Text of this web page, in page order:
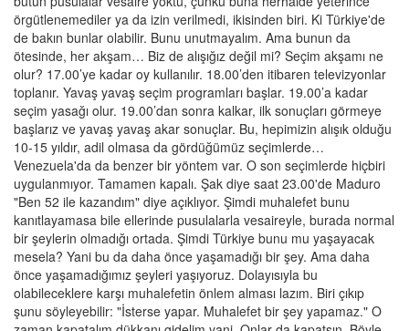
örgütlenemediler ya da izin verilmedi, ikisinden biri. Ki Türkiye'de
de bakın bunlar olabilir. Bunu unutmayalım. Ama bunun da
ötesinde, her akşam… Biz de alışığız değil mi? Seçim akşamı ne
olur? 17.00’ye kadar oy kullanılır. 18.00’den itibaren televizyonlar
toplanır. Yavaş yavaş seçim programları başlar. 19.00’a kadar
seçim yasağı olur. 19.00’dan sonra kalkar, ilk sonuçları görmeye
başlarız ve yavaş yavaş akar sonuçlar. Bu, hepimizin alışık olduğu
10-15 yıldır, adil olmasa da gördüğümüz seçimlerde…
Venezuela'da da benzer bir yöntem var. O son seçimlerde hiçbiri
uygulanmıyor. Tamamen kapalı. Şak diye saat 23.00'de Maduro
"Ben 52 ile kazandım" diye açıklıyor. Şimdi muhalefet bunu
kanıtlayamasa bile ellerinde pusulalarla vesaireyle, burada normal
bir şeylerin olmadığı ortada. Şimdi Türkiye bunu mu yaşayacak
mesela? Yani bu da daha önce yaşamadığı bir şey. Ama daha
önce yaşamadığımız şeyleri yaşıyoruz. Dolayısıyla bu
olabileceklere karşı muhalefetin önlem alması lazım. Biri çıkıp
şunu söyleyebilir: "İsterse yapar. Muhalefet bir şey yapamaz." O